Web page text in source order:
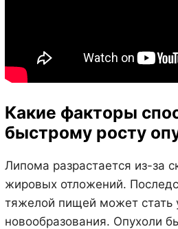
Какие факторы
быстрому росту
Липома разрастается из-за
жировых отложений.
тяжелой пищей может стать
новообразования. Опухоли